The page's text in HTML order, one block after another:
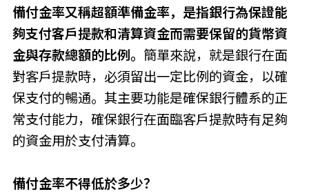
備付金率又稱超額準備金率，是指銀行為保證能
夠支付客戶提款和清算資金而需要保留的貨幣資
金與存款總額的比例。 簡單來說，就是銀行在面
對客戶提款時，必須留出一定比例的資金，以確
保支付的暢通。其主要功能是確保銀行體系的正
常支付能力，確保銀行在面臨客戶提款時有足夠
的資金用於支付清算。
備付金率不得低於多少？